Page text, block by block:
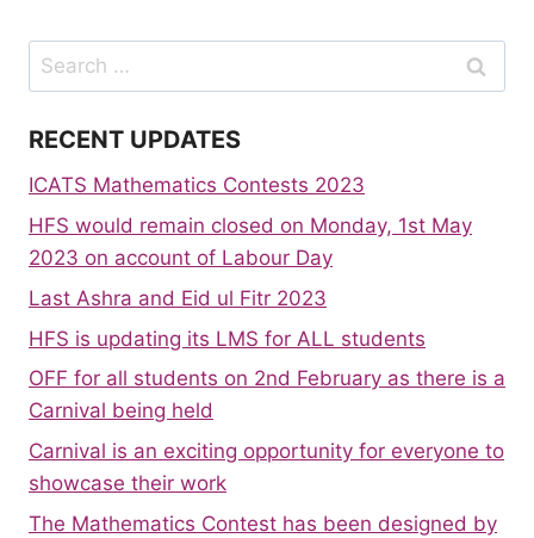
Search
for:
RECENT UPDATES
ICATS Mathematics Contests 2023
HFS would remain closed on Monday, 1st May
2023 on account of Labour Day
Last Ashra and Eid ul Fitr 2023
HFS is updating its LMS for ALL students
OFF for all students on 2nd February as there is a
Carnival being held
Carnival is an exciting opportunity for everyone to
showcase their work
The Mathematics Contest has been designed by